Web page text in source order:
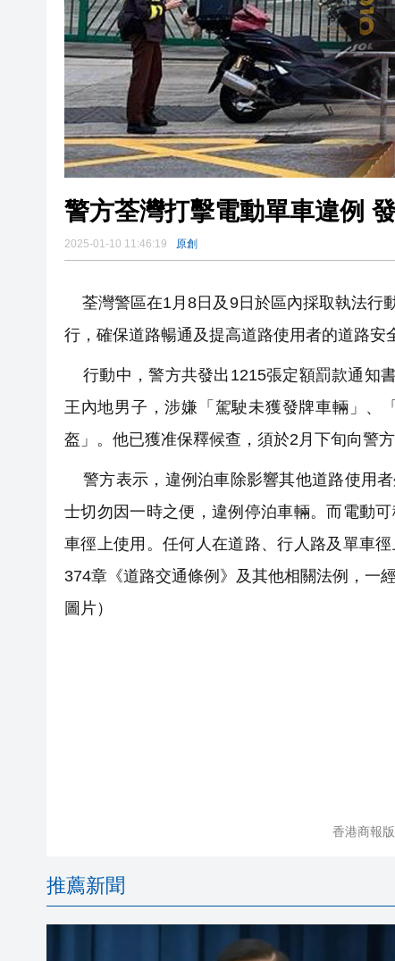
警方荃灣打擊電動單車違例
2025-01-10 11:46:19 原創
荃灣警區在1月8日及9日於區內採取執法行
行，確保道路暢通及提高道路使用者的道路安
行動中，警方共發出1215張定額罰款通知
王內地男子，涉嫌「駕駛未獲發牌車輛」、
盔」。他已獲准保釋候查，須於2月下旬向警方
警方表示，違例泊車除影響其他道路使用
士切勿因一時之便，違例停泊車輛。而電動
車徑上使用。任何人在道路、行人路及單車
374章《道路交通條例》及其他相關法例，一
圖片）
香港商報
推薦新聞